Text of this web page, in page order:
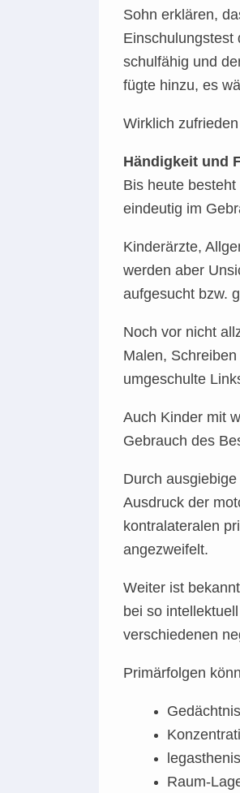
Sohn erklären,
Einschulungstest
schulfähig und
fügte hinzu, es
Wirklich
Händigkeit und
Bis heute
eindeutig im
Kinderärzte,
werden aber
aufgesucht bzw.
Noch vor nicht
Malen,
umgeschulte
Auch Kinder mit
Gebrauch des
Durch
Ausdruck der
kontralateralen
angezweifelt.
Weiter ist
bei so
verschiedenen
Primärfolgen
Raum-